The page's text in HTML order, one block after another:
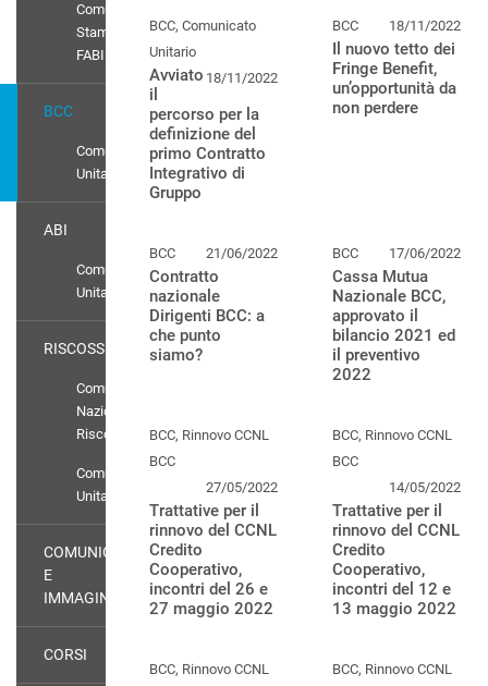
Comunicati
Stampa
FABI
BCC
Comunicato
Unitario
ABI
Comunicato
Unitario
RISCOSSIONE
Comunicati
Nazionali
Riscossione
Comunicato
Unitario
COMUNICAZIONE
E
IMMAGINE
CORSI
BCC, Comunicato
Unitario
18/11/2022
Avviato
il
percorso per la
definizione del
primo Contratto
Integrativo di
Gruppo
BCC 18/11/2022
Il nuovo tetto dei
Fringe Benefit,
un’opportunità da
non perdere
BCC 21/06/2022
Contratto
nazionale
Dirigenti BCC: a
che punto
siamo?
BCC 17/06/2022
Cassa Mutua
Nazionale BCC,
approvato il
bilancio 2021 ed
il preventivo
2022
BCC, Rinnovo CCNL
BCC
27/05/2022
Trattative per il
rinnovo del CCNL
Credito
Cooperativo,
incontri del 26 e
27 maggio 2022
BCC, Rinnovo CCNL
BCC
14/05/2022
Trattative per il
rinnovo del CCNL
Credito
Cooperativo,
incontri del 12 e
13 maggio 2022
BCC, Rinnovo CCNL
BCC, Rinnovo CCNL